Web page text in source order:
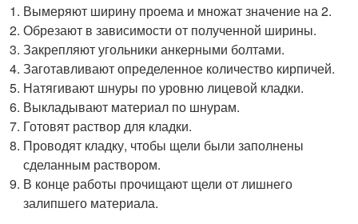
Вымеряют ширину проема и множат значение на 2.
Обрезают в зависимости от полученной ширины.
Закрепляют угольники анкерными болтами.
Заготавливают определенное количество кирпичей.
Натягивают шнуры по уровню лицевой кладки.
Выкладывают материал по шнурам.
Готовят раствор для кладки.
Проводят кладку, чтобы щели были заполнены
сделанным раствором.
В конце работы прочищают щели от лишнего
залипшего материала.